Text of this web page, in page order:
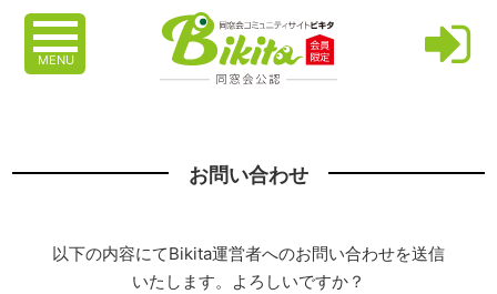
MENU
お問い合わせ
以下の内容にてBikita運営者へのお問い合わせを送信
いたします。よろしいですか？